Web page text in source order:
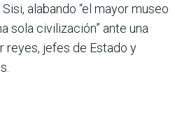
alabando “el mayor museo
sola civilización” ante una
reyes, jefes de Estado y